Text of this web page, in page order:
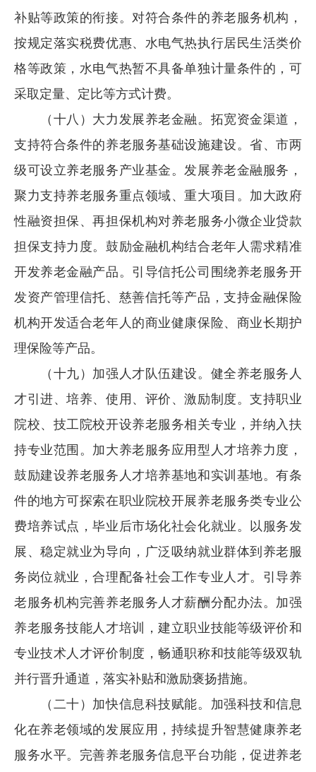
补贴等政策的衔接。对符合条件的养老服务机构，
按规定落实税费优惠、水电气热执行居民生活类价
格等政策，水电气热暂不具备单独计量条件的，可
采取定量、定比等方式计费。
（十八）大力发展养老金融。拓宽资金渠道，
支持符合条件的养老服务基础设施建设。省、市两
级可设立养老服务产业基金。发展养老金融服务，
聚力支持养老服务重点领域、重大项目。加大政府
性融资担保、再担保机构对养老服务小微企业贷款
担保支持力度。鼓励金融机构结合老年人需求精准
开发养老金融产品。引导信托公司围绕养老服务开
发资产管理信托、慈善信托等产品，支持金融保险
机构开发适合老年人的商业健康保险、商业长期护
理保险等产品。
（十九）加强人才队伍建设。健全养老服务人
才引进、培养、使用、评价、激励制度。支持职业
院校、技工院校开设养老服务相关专业，并纳入扶
持专业范围。加大养老服务应用型人才培养力度，
鼓励建设养老服务人才培养基地和实训基地。有条
件的地方可探索在职业院校开展养老服务类专业公
费培养试点，毕业后市场化社会化就业。以服务发
展、稳定就业为导向，广泛吸纳就业群体到养老服
务岗位就业，合理配备社会工作专业人才。引导养
老服务机构完善养老服务人才薪酬分配办法。加强
养老服务技能人才培训，建立职业技能等级评价和
专业技术人才评价制度，畅通职称和技能等级双轨
并行晋升通道，落实补贴和激励褒扬措施。
（二十）加快信息科技赋能。加强科技和信息
化在养老领域的发展应用，持续提升智慧健康养老
服务水平。完善养老服务信息平台功能，促进养老